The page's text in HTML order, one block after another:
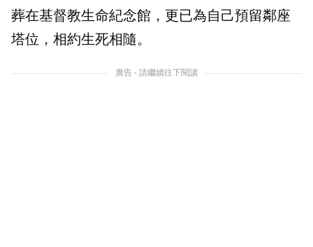
葬在基督教生命紀念館，更已為自己預留鄰座
塔位，相約生死相隨。
廣告 - 請繼續往下閱讀